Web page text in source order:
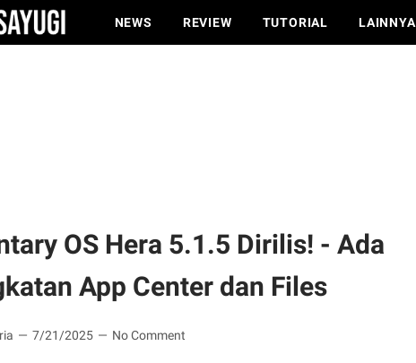
NEWS REVIEW TUTORIAL LAINNYA
OS Hera 5.1.5 Dirilis! - Ada
App Center dan Files
7/21/2025 No Comment